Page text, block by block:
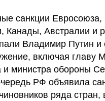
санкции
Канады, Австралии и
Владимир Путин и
включая главу
и министра обороны
РФ объявила
ряда стран,